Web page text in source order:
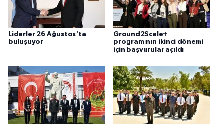
Liderler 26 Ağustos'ta
buluşuyor
Ground2Scale+
programının ikinci dönemi
için başvurular açıldı